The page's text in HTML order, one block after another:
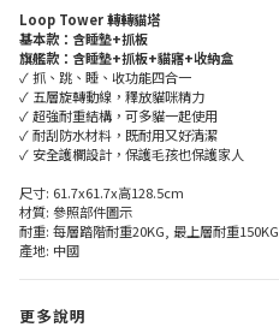
Loop Tower 轉轉貓塔
基本款：含睡墊+抓板
旗艦款：含睡墊+抓板+貓寤+收納盒
✓ 抓、跳、睡、收功能四合一
✓ 五層旋轉動線，釋放貓咪精力
✓ 超強耐重結構，可多貓一起使用
✓ 耐刮防水材料，既耐用又好清潔
✓ 安全護欄設計，保護毛孩也保護家人
尺寸: 61.7x61.7x高128.5cm
材質: 參照部件圖示
耐重: 每層踏階耐重20KG, 最上層耐重150KG
產地: 中國
更多說明